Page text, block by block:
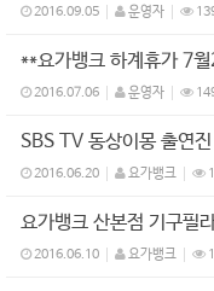
2016.09.05 운영자
**요가뱅크 하계휴가 7
2016.07.06 운영자
SBS TV 동상이몽 출연
2016.06.20 요가뱅크
요가뱅크 산본점 기구필
2016.06.10 요가뱅크